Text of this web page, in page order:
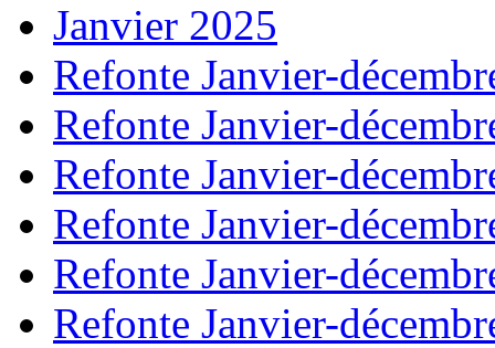
Janvier 2025
Refonte Janvier-
Refonte Janvier-
Refonte Janvier-
Refonte Janvier-
Refonte Janvier-
Refonte Janvier-